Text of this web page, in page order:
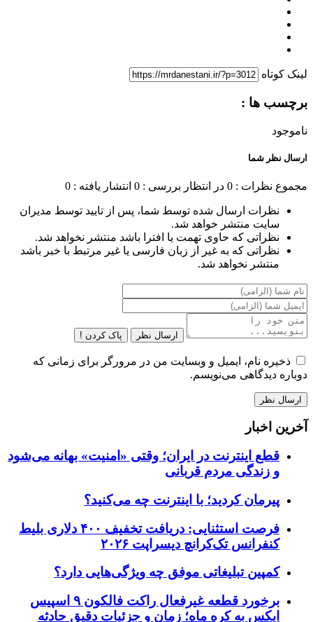
لینک کوتاه
برچسب ها :
ناموجود
ارسال نظر شما
مجموع نظرات : 0 در انتظار بررسی : 0 انتشار یافته : 0
نظرات ارسال شده توسط شما، پس از تایید توسط مدیران
سایت منتشر خواهد شد.
نظراتی که حاوی تهمت یا افترا باشد منتشر نخواهد شد.
نظراتی که به غیر از زبان فارسی یا غیر مرتبط با خبر باشد
منتشر نخواهد شد.
ارسال نظر پاک کردن !
ذخیره نام، ایمیل و وبسایت من در مرورگر برای زمانی که
دوباره دیدگاهی می‌نویسم.
آخرین اخبار
قطع اینترنت در ایران؛ وقتی «امنیت» بهانه می‌شود
و زندگی مردم قربانی
پیرمان کردید؛ با اینترنت چه می‌کنید؟
فرصت استثنایی: دریافت تخفیف ۴۰۰ دلاری بلیط
کنفرانس تک‌کرانچ دیسراپت ۲۰۲۶
کمپین تبلیغاتی موفق چه ویژگی‌هایی دارد؟
برخورد قطعه غیرفعال راکت فالکون ۹ اسپیس
ایکس به کره ماه؛ زمان و جزئیات دقیق حادثه